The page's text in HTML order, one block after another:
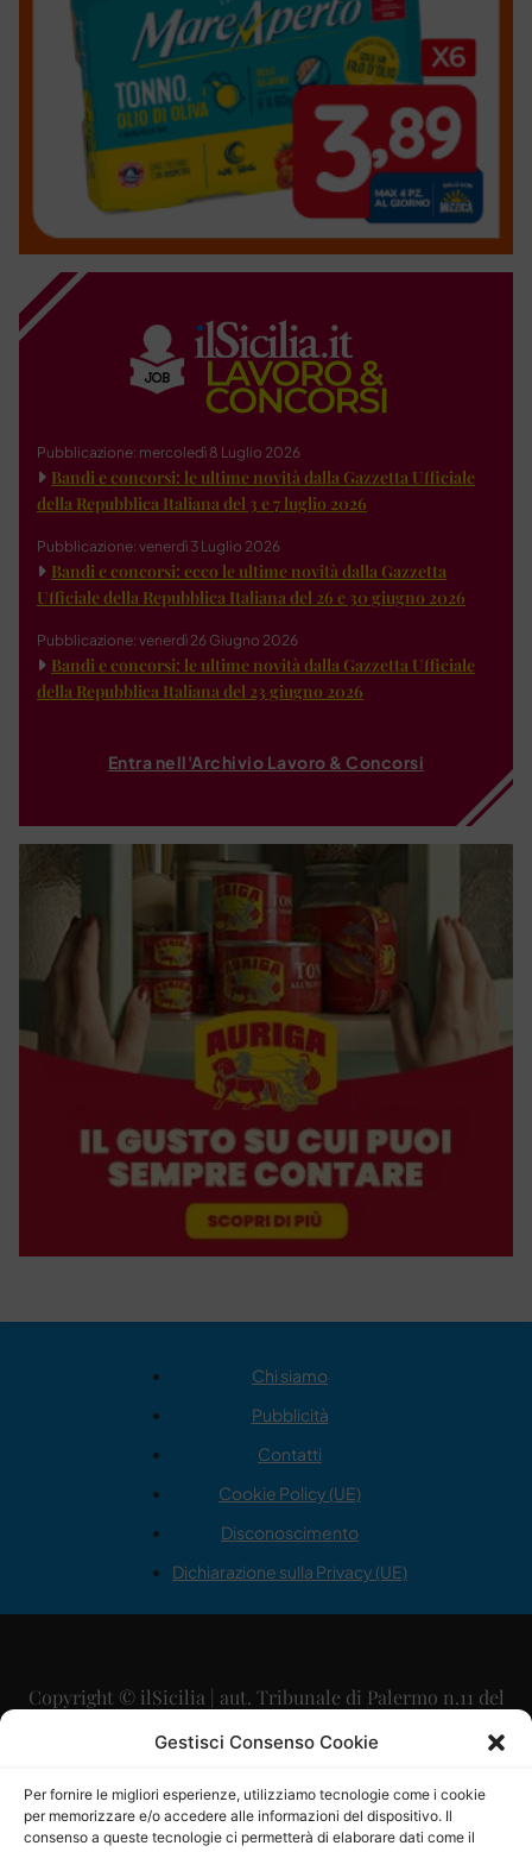
Gestisci Consenso Cookie
Per fornire le migliori esperienze, utilizziamo tecnologie come i cookie
per memorizzare e/o accedere alle informazioni del dispositivo. Il
consenso a queste tecnologie ci permetterà di elaborare dati come il
Pubblicazione: mercoledì 8 Luglio 2026
Bandi e concorsi: le ultime novità dalla Gazzetta Ufficiale
della Repubblica Italiana del 3 e 7 luglio 2026
Pubblicazione: venerdì 3 Luglio 2026
Bandi e concorsi: ecco le ultime novità dalla Gazzetta
Ufficiale della Repubblica Italiana del 26 e 30 giugno 2026
Pubblicazione: venerdì 26 Giugno 2026
Bandi e concorsi: le ultime novità dalla Gazzetta Ufficiale
della Repubblica Italiana del 23 giugno 2026
Entra nell'Archivio Lavoro & Concorsi
Chi siamo
Pubblicità
Contatti
Cookie Policy (UE)
Disconoscimento
Dichiarazione sulla Privacy (UE)
Copyright © ilSicilia | aut. Tribunale di Palermo n.11 del
29/09/2015
Direttore Editoriale: Maurizio Scaglione